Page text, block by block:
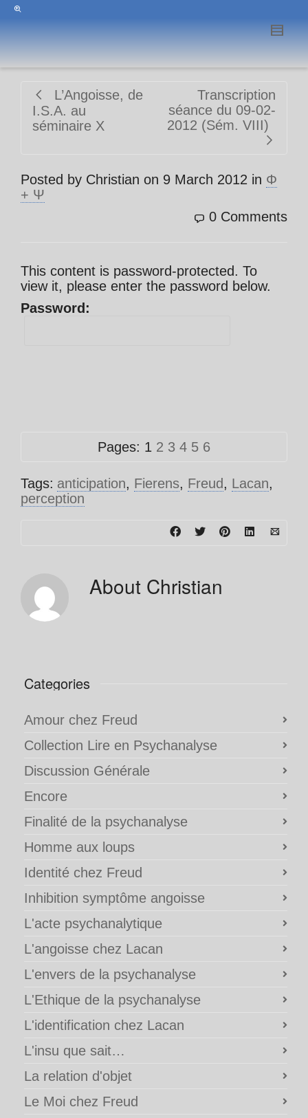
L’Angoisse, de
I.S.A. au
séminaire X
Transcription
séance du 09-02-
2012 (Sém. VIII)
Posted by Christian on 9 March 2012 in Φ
+ Ψ
0 Comments
This content is password-protected. To
view it, please enter the password below.
Password:
Pages: 1 2 3 4 5 6
Tags: anticipation, Fierens, Freud, Lacan,
perception
About Christian
Categories
Amour chez Freud
Collection Lire en Psychanalyse
Discussion Générale
Encore
Finalité de la psychanalyse
Homme aux loups
Identité chez Freud
Inhibition symptôme angoisse
L'acte psychanalytique
L'angoisse chez Lacan
L'envers de la psychanalyse
L'Ethique de la psychanalyse
L'identification chez Lacan
L'insu que sait…
La relation d'objet
Le Moi chez Freud